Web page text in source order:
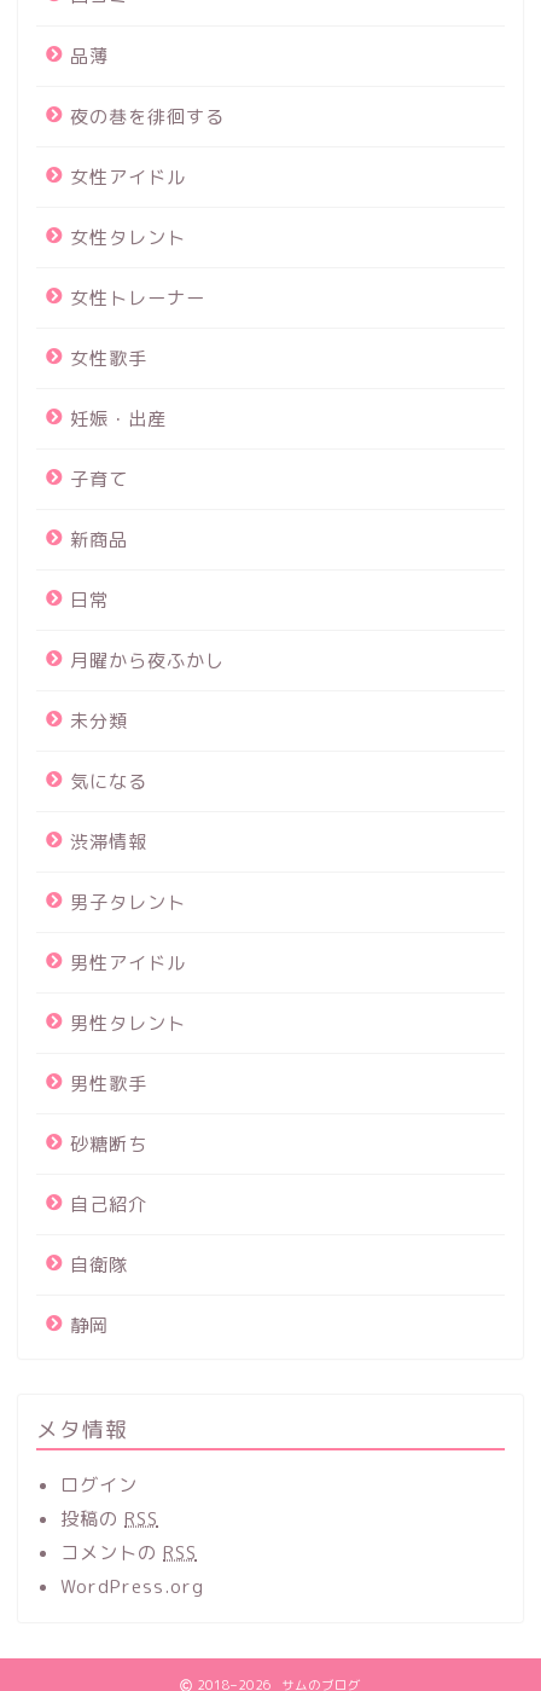
品薄
夜の巷を徘徊する
女性アイドル
女性タレント
女性トレーナー
女性歌手
妊娠・出産
子育て
新商品
日常
月曜から夜ふかし
未分類
気になる
渋滞情報
男子タレント
男性アイドル
男性タレント
男性歌手
砂糖断ち
自己紹介
自衛隊
静岡
メタ情報
ログイン
投稿の RSS
コメントの RSS
WordPress.org
2018–2026 サムのブログ